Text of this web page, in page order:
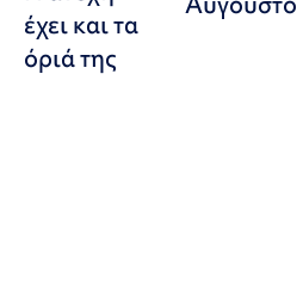
έχει και τα
όριά της